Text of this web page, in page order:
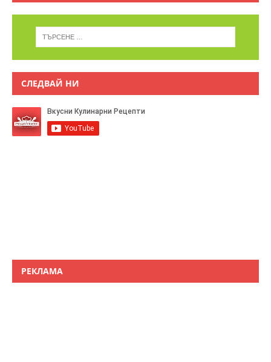
СЛЕДВАЙ НИ
РЕКЛАМА